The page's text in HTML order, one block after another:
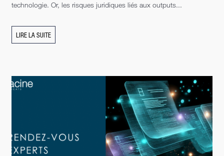
technologie. Or, les risques juridiques liés aux outputs...
LIRE LA SUITE